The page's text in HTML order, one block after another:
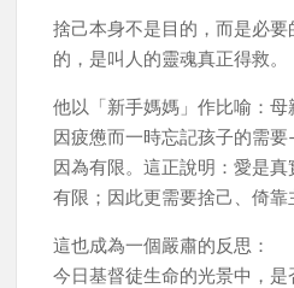
捨己本身不是目的，而是必要
的，是叫人的靈魂真正得救。
他以「新手媽媽」作比喻：
因疲憊而一時忘記孩子的需
因為有限。這正說明：愛是
有限；因此更需要捨己、倚靠
這也成為一個嚴肅的反思：
今日基督徒生命的光景中，